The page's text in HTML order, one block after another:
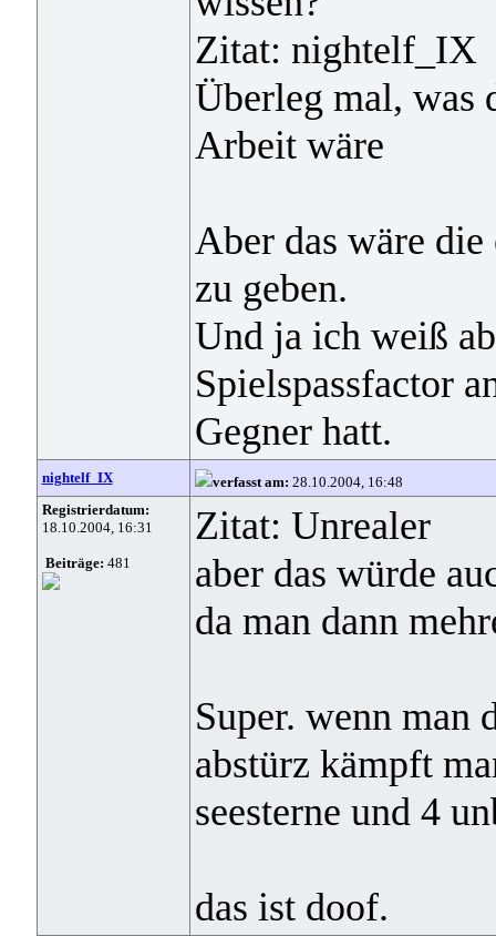
Zitat: nightelf_IX
Überleg mal, was
Arbeit wäre
Aber das wäre
zu geben.
Und ja ich weiß
Spielspassfactor
Gegner hatt.
nightelf_IX verfasst am: 28.10.2004, 16:48
Registrierdatum:
18.10.2004, 16:31
Beiträge: 481
Zitat: Unrealer
aber das würde
da man dann
Super. wenn man
abstürz kämpft
seesterne und 4
das ist doof.